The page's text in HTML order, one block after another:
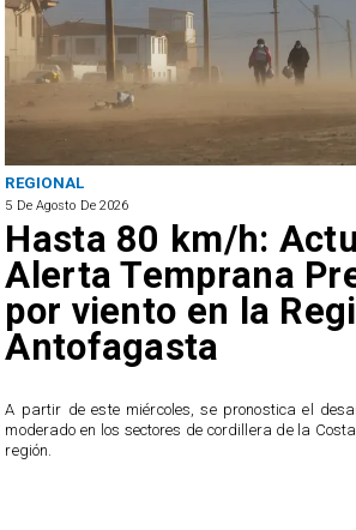
REGIONAL
5 De Agosto De 2026
Hasta 80 km/h:
Alerta Temprana
por viento en la
Antofagasta
A partir de este miércoles, se pronostica el
moderado en los sectores de cordillera de la
región.